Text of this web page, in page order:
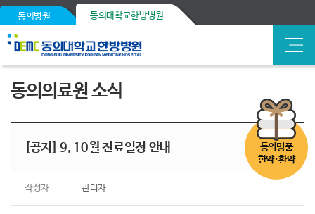
동의병원 동의대학교한방병원
동의명품
한약·환약
동의의료원 소식
[공지] 9, 10월 진료일정 안내
작성자 관리자